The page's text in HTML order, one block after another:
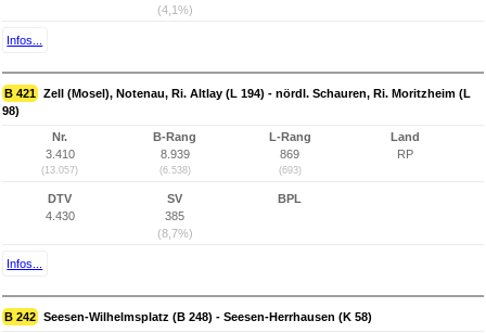
(4,1%)
Infos...
B 421 Zell (Mosel), Notenau, Ri. Altlay (L 194) - nördl. Schauren, Ri. Moritzheim (L
98)
Nr.
3.410
(13.057)
B-Rang
8.939
(6.538)
L-Rang
869
(693)
Land
RP
DTV
4.430
SV
385
(8,7%)
BPL
Infos...
B 242 Seesen-Wilhelmsplatz (B 248) - Seesen-Herrhausen (K 58)